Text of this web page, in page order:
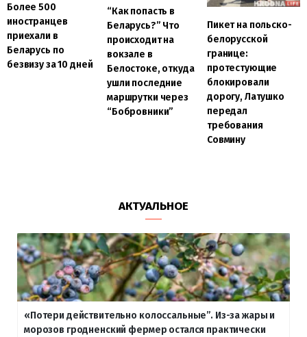
Более 500
иностранцев
приехали в
Беларусь по
безвизу за 10 дней
“Как попасть в
Беларусь?” Что
происходит на
вокзале в
Белостоке, откуда
ушли последние
маршрутки через
“Бобровники”
Пикет на польско-
белорусской
границе:
протестующие
блокировали
дорогу, Латушко
передал
требования
Совмину
АКТУАЛЬНОЕ
«Потери действительно колоссальные”. Из-за жары и
морозов гродненский фермер остался практически